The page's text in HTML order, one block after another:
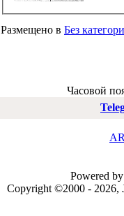
Размещено в Без
Часовой
Powered
Copyright ©2000 - 2026,